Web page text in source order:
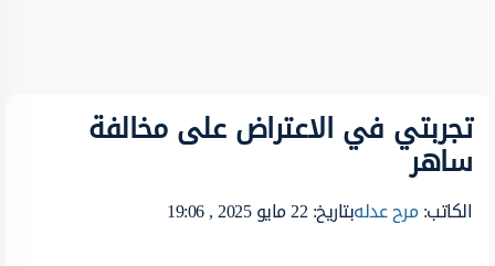
تجربتي في الاعتراض على مخالفة
ساهر
الكاتب:مرح عدلهبتاريخ: 22 مايو 2025 , 19:06